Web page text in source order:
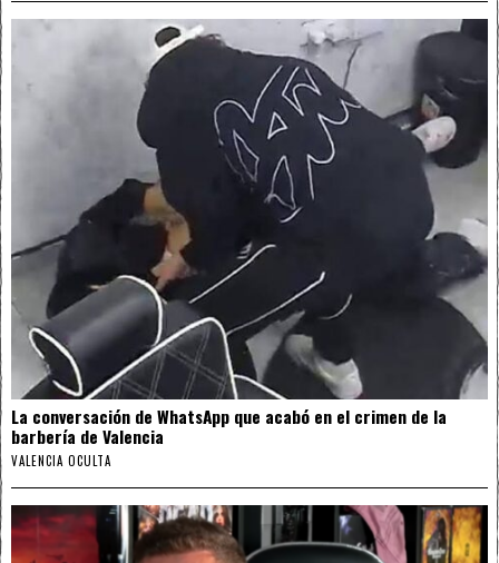
La conversación de WhatsApp que acabó en el crimen de la
barbería de Valencia
VALENCIA OCULTA